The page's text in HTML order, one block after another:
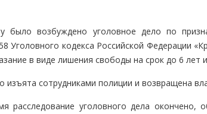
было возбуждено уголовное дело по
Уголовного кодекса Российской Федерации
в виде лишения свободы на срок до 6 лет
изъята сотрудниками полиции и возвращена
расследование уголовного дела окончено,